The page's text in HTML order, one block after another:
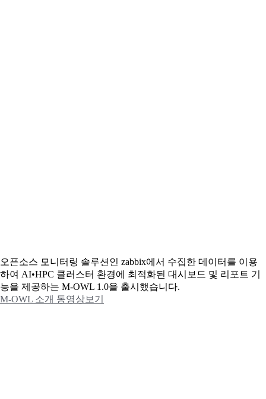
오픈소스 모니터링 솔루션인 zabbix에서 수집한 데이터를 이용
하여 AI•HPC 클러스터 환경에 최적화된 대시보드 및 리포트 기
능을 제공하는 M-OWL 1.0을 출시했습니다.
M-OWL 소개 동영상보기